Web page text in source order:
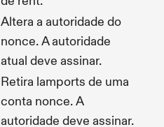
Altera a autoridade do
nonce. A autoridade
atual deve assinar.
Retira lamports de uma
conta nonce. A
autoridade deve assinar.